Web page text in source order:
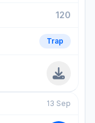
120
Trap
13 Sep